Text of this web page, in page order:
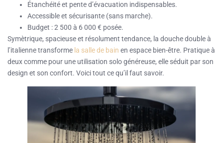
Étanchéité et pente d’évacuation indispensables.
Accessible et sécurisante (sans marche).
Budget : 2 500 à 6 000 € posée.
Symètrique, spacieuse et résolument tendance, la douche double à
l’italienne transforme la salle de bain en espace bien-être. Pratique à
deux comme pour une utilisation solo généreuse, elle séduit par son
design et son confort. Voici tout ce qu’il faut savoir.